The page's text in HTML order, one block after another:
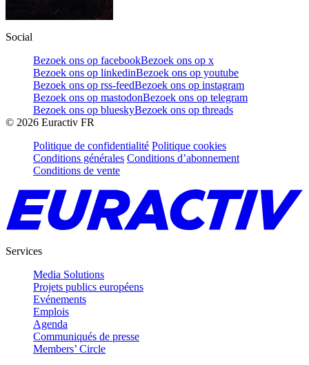
Social
Bezoek ons op facebookBezoek ons op x
Bezoek ons op linkedinBezoek ons op youtube
Bezoek ons op rss-feedBezoek ons op instagram
Bezoek ons op mastodonBezoek ons op telegram
Bezoek ons op blueskyBezoek ons op threads
© 2026 Euractiv FR
Politique de confidentialité Politique cookies
Conditions générales Conditions d’abonnement
Conditions de vente
Services
Media Solutions
Projets publics européens
Evénements
Emplois
Agenda
Communiqués de presse
Members’ Circle